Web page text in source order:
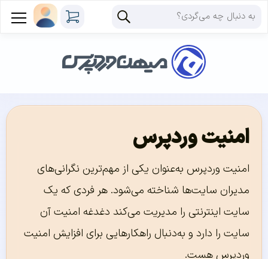
امنیت وردپرس
امنیت وردپرس به‌عنوان یکی از مهم‌ترین نگرانی‌های
مدیران سایت‌ها شناخته می‌شود. هر فردی که یک
سایت اینترنتی را مدیریت می‌کند دغدغه امنیت آن
سایت را دارد و به‌دنبال راهکارهایی برای افزایش امنیت
وردپرس هست.